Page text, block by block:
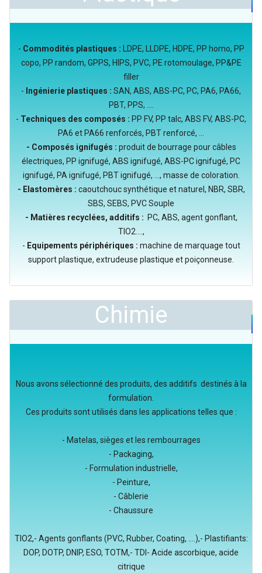
- Commodités plastiques : LDPE, LLDPE, HDPE, PP homo, PP
copo, PP random, GPPS, HIPS, PVC, PE rotomoulage, PP&PE
filler
- Ingénierie plastiques : SAN, ABS, ABS-PC, PC, PA6, PA66,
PBT, PPS, ....
- Techniques des composés : PP FV, PP talc, ABS FV, ABS-PC,
PA6 et PA66 renforcés, PBT renforcé, ...
- Composés ignifugés : produit de bourrage pour câbles
électriques, PP ignifugé, ABS ignifugé, ABS-PC ignifugé, PC
ignifugé, PA ignifugé, PBT ignifugé, ..., masse de coloration.
- Elastomères : caoutchouc synthétique et naturel, NBR, SBR,
SBS, SEBS, PVC Souple
- Matières recyclées, additifs : PC, ABS, agent gonflant,
TIO2....,
- Equipements périphériques : machine de marquage tout
support plastique, extrudeuse plastique et poiçonneuse.
Chimie
Nous avons sélectionné des produits, des additifs destinés à la
formulation.
Ces produits sont utilisés dans les applications telles que :
- Matelas, sièges et les rembourrages
- Packaging,
- Formulation industrielle,
- Peinture,
- Câblerie
- Chaussure
TIO2,- Agents gonflants (PVC, Rubber, Coating, ....),- Plastifiants:
DOP, DOTP, DNIP, ESO, TOTM,- TDI- Acide ascorbique, acide
citrique